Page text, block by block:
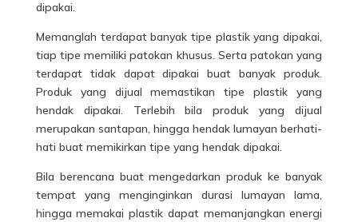
dipakai.
Memanglah terdapat banyak tipe plastik yang dipakai,
tiap tipe memiliki patokan khusus. Serta patokan yang
terdapat tidak dapat dipakai buat banyak produk.
Produk yang dijual memastikan tipe plastik yang
hendak dipakai. Terlebih bila produk yang dijual
merupakan santapan, hingga hendak lumayan berhati-
hati buat memikirkan tipe yang hendak dipakai.
Bila berencana buat mengedarkan produk ke banyak
tempat yang menginginkan durasi lumayan lama,
hingga memakai plastik dapat memanjangkan energi